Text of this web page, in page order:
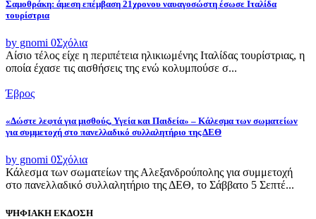
Σαμοθράκη: άμεση επέμβαση 21χρονου ναυαγοσώστη έσωσε Ιταλίδα
τουρίστρια
by gnomi 0Σχόλια
Αίσιο τέλος είχε η περιπέτεια ηλικιωμένης Ιταλίδας τουρίστριας, η
οποία έχασε τις αισθήσεις της ενώ κολυμπούσε σ...
Έβρος
«Δώστε λεφτά για μισθούς, Υγεία και Παιδεία» – Κάλεσμα των σωματείων
για συμμετοχή στο πανελλαδικό συλλαλητήριο της ΔΕΘ
by gnomi 0Σχόλια
Κάλεσμα των σωματείων της Αλεξανδρούπολης για συμμετοχή
στο πανελλαδικό συλλαλητήριο της ΔΕΘ, το Σάββατο 5 Σεπτέ...
ΨΗΦΙΑΚΗ ΕΚΔΟΣΗ